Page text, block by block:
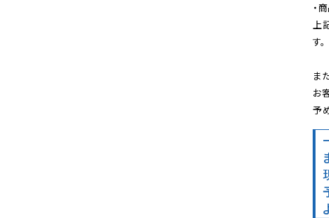
・
上
す。
ま
お
予